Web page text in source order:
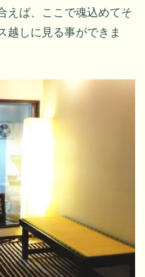
えば、ここで魂込めてそ
越しに見る事ができま